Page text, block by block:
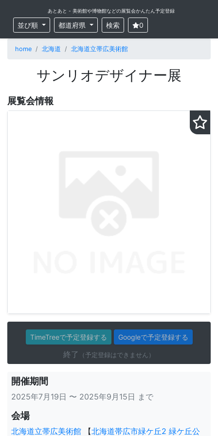
あとあと - 美術館や博物館などの展覧会かんたん予定登録
並び順 都道府県 検索 0
home 北海道 北海道立帯広美術館
サンリオデザイナー展
展覧会情報
TimeTreeで予定登録する Googleで予定登録する
終了 （予定登録はできません）
開催期間
2025年7月19日 〜 2025年9月15日 まで
会場
北海道立帯広美術館 【北海道帯広市緑ケ丘2 緑ケ丘公